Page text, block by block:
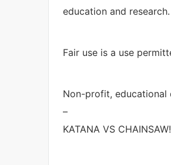
education and research.
Fair use is a use
Non-profit, educational
–
KATANA VS